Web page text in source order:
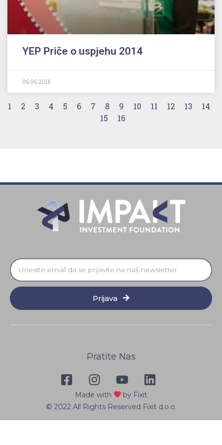
YEP Priče o uspjehu 2014
06.06.2016
1 2 3 4 5 6 7 8 9 10 11 12 13
14
15
16
Prijava
Pratite Nas
Made with
by Fixit
© 2022 All Rights Reserved Fixit d.o.o.